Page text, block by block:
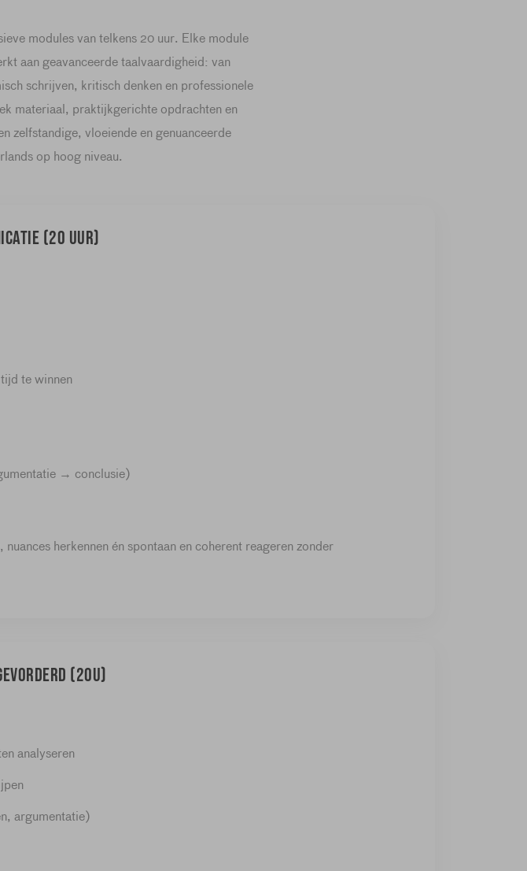
modules van telkens 20 uur. Elke module
aan geavanceerde taalvaardigheid: van
schrijven, kritisch denken en professionele
materiaal, praktijkgerichte opdrachten en
zelfstandige, vloeiende en genuanceerde
op hoog niveau.
(20 uur)
te winnen
→ conclusie)
herkennen én spontaan en coherent reageren zonder
(20u)
analyseren
argumentatie)